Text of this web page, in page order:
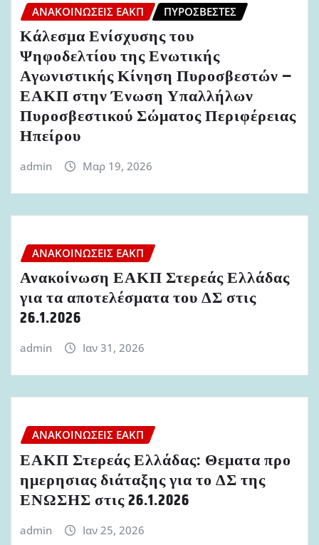
ΑΝΑΚΟΙΝΏΣΕΙΣ ΕΑΚΠ ΠΥΡΟΣΒΈΣΤΕΣ
Κάλεσμα Ενίσχυσης του
Ψηφοδελτίου της Ενωτικής
Αγωνιστικής Κίνηση Πυροσβεστών –
ΕΑΚΠ στην Ένωση Υπαλλήλων
Πυροσβεστικού Σώματος Περιφέρειας
Ηπείρου
admin Μαρ 19, 2026
ΑΝΑΚΟΙΝΏΣΕΙΣ ΕΑΚΠ
Ανακοίνωση ΕΑΚΠ Στερεάς Ελλάδας
για τα αποτελέσματα του ΔΣ στις
26.1.2026
admin Ιαν 31, 2026
ΑΝΑΚΟΙΝΏΣΕΙΣ ΕΑΚΠ
ΕΑΚΠ Στερεάς Ελλάδας: Θεματα προ
ημερησιας διάταξης για το ΔΣ της
ΕΝΩΣΗΣ στις 26.1.2026
admin Ιαν 25, 2026